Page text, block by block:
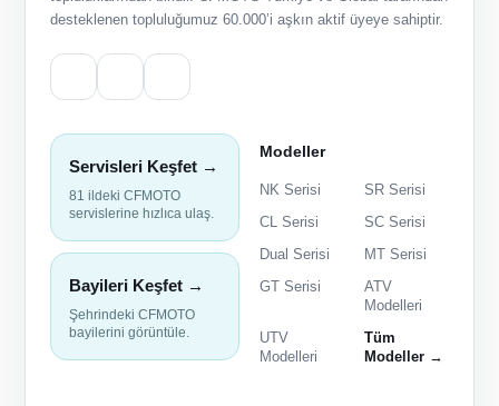
desteklenen topluluğumuz 60.000’i aşkın aktif üyeye sahiptir.
Servisleri Keşfet →
81 ildeki CFMOTO
servislerine hızlıca ulaş.
Bayileri Keşfet →
Şehrindeki CFMOTO
bayilerini görüntüle.
Modeller
NK Serisi
SR Serisi
CL Serisi
SC Serisi
Dual Serisi
MT Serisi
GT Serisi
ATV
Modelleri
UTV
Modelleri
Tüm
Modeller →